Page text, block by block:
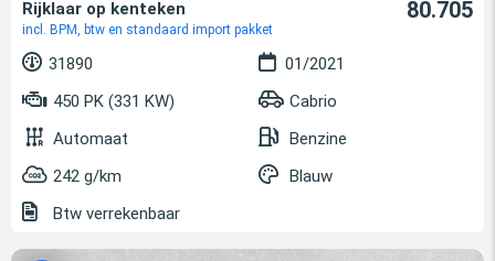
Rijklaar op kenteken
incl. BPM, btw en standaard import pakket
80.705
31890
01/2021
450 PK (331 KW)
Cabrio
Automaat
Benzine
242 g/km
Blauw
Btw verrekenbaar